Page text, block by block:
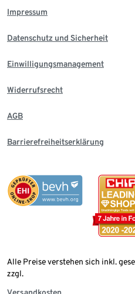
Impressum
Datenschutz und Sicherheit
Einwilligungsmanagement
Widerrufsrecht
AGB
Barrierefreiheitserklärung
Alle Preise verstehen sich inkl.
zzgl.